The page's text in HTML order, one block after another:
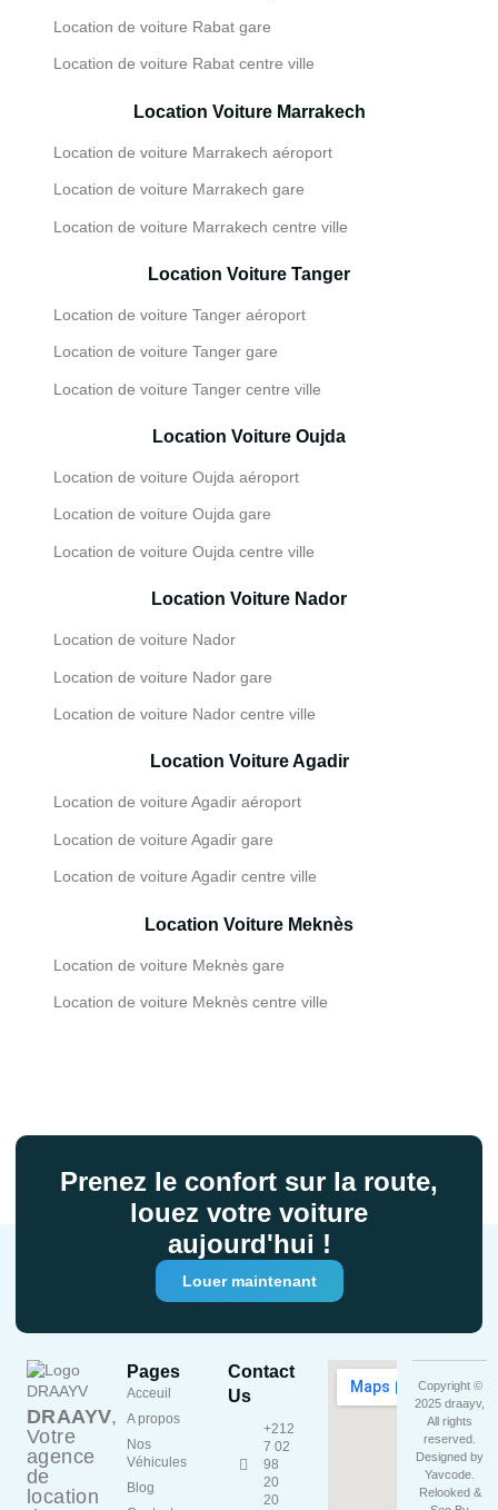
Location de voiture Rabat gare
Location de voiture Rabat centre ville
Location Voiture Marrakech
Location de voiture Marrakech aéroport
Location de voiture Marrakech gare
Location de voiture Marrakech centre ville
Location Voiture Tanger
Location de voiture Tanger aéroport
Location de voiture Tanger gare
Location de voiture Tanger centre ville
Location Voiture Oujda
Location de voiture Oujda aéroport
Location de voiture Oujda gare
Location de voiture Oujda centre ville
Location Voiture Nador
Location de voiture Nador
Location de voiture Nador gare
Location de voiture Nador centre ville
Location Voiture Agadir
Location de voiture Agadir aéroport
Location de voiture Agadir gare
Location de voiture Agadir centre ville
Location Voiture Meknès
Location de voiture Meknès gare
Location de voiture Meknès centre ville
Prenez le confort sur la route,
louez votre voiture
aujourd'hui !
Louer maintenant
DRAAYV,
Votre
agence
de
location
Pages
Acceuil
A propos
Nos
Véhicules
Blog
Contact
Us
+212
7 02
98
20
20
Copyright ©
2025 draayv,
All rights
reserved.
Designed by
Yavcode
Relooked &